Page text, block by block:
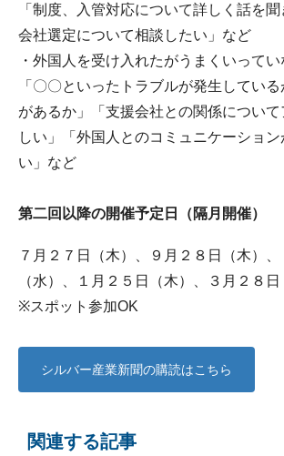
「制度、入管対応について詳しく話を
会社選定について相談したい」など
・外国人を受け入れたがうまくいってい
「〇〇といったトラブルが発生してい
があるか」「支援会社との関係につい
しい」「外国人とのコミュニケーショ
い」など
第二回以降の開催予定日（隔月開催）
７月２７日（木）、９月２８日（木）、
（水）、１月２５日（木）、３月２８日
※スポット参加OK
シルバー産業新聞の購読はこちら
関連する記事